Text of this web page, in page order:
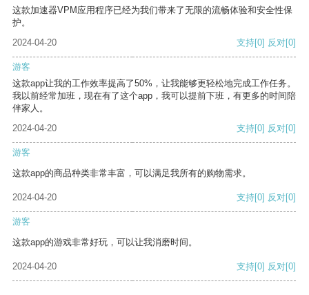
这款加速器VPM应用程序已经为我们带来了无限的流畅体验和安全性保
护。
2024-04-20
支持[0] 反对[0]
游客
这款app让我的工作效率提高了50%，让我能够更轻松地完成工作任务。
我以前经常加班，现在有了这个app，我可以提前下班，有更多的时间陪
伴家人。
2024-04-20
支持[0] 反对[0]
游客
这款app的商品种类非常丰富，可以满足我所有的购物需求。
2024-04-20 支持[0] 反对[0]
游客
这款app的游戏非常好玩，可以让我消磨时间。
2024-04-20 支持[0] 反对[0]